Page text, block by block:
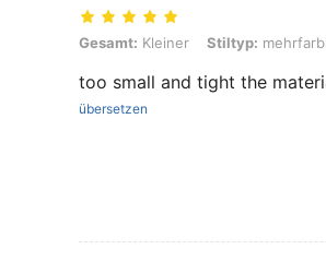
Gesamt: Kleiner, Stiltyp: mehrfarbig,
Gesamt: Kleiner Stiltyp:
too small and tight the
übersetzen